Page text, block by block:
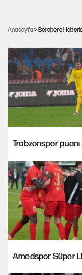
Anasayfa > Berabere
Turku: 1
Trabzonspor
Amedspor Süper